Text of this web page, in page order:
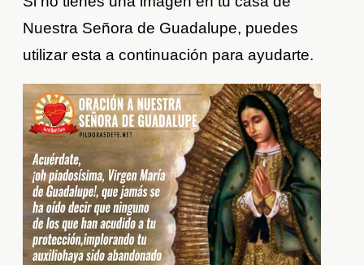
Nuestra Señora de Guadalupe, puedes
utilizar esta a continuación para ayudarte.